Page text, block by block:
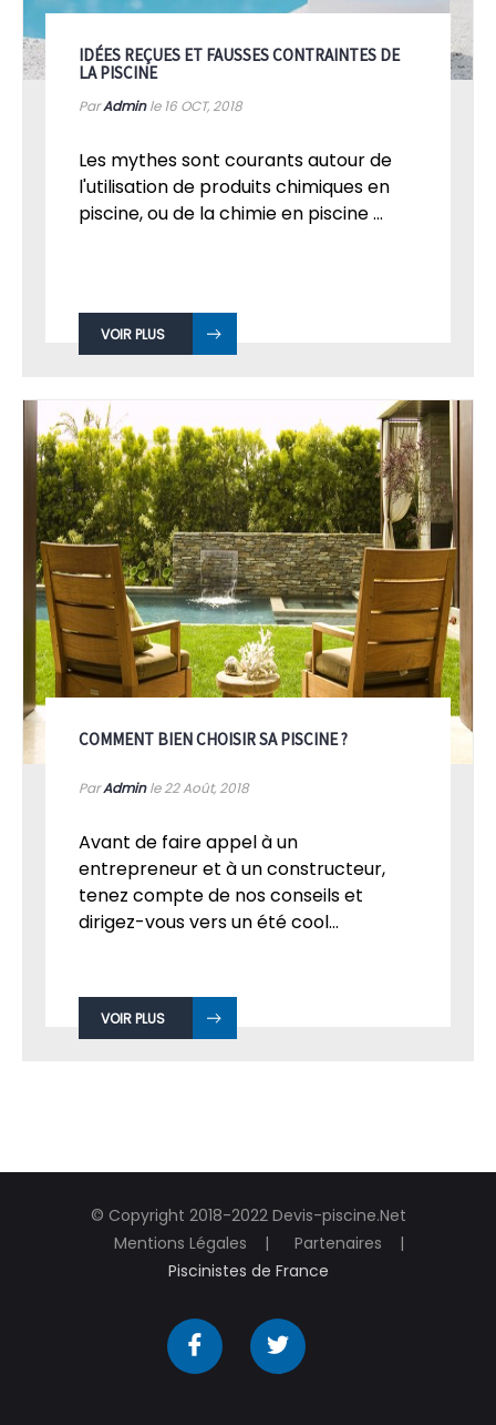
IDÉES REÇUES ET FAUSSES CONTRAINTES DE
LA PISCINE
ParAdminle 16 OCT, 2018
Les mythes sont courants autour de
l'utilisation de produits chimiques en
piscine, ou de la chimie en piscine ...
VOIR PLUS
COMMENT BIEN CHOISIR SA PISCINE ?
ParAdminle 22Août, 2018
Avant de faire appel à un
entrepreneur et à un constructeur,
tenez compte de nos conseils et
dirigez-vous vers un été cool...
VOIR PLUS
© Copyright 2018-2022 Devis-piscine.Net
Mentions Légales
Partenaires
Piscinistes de France